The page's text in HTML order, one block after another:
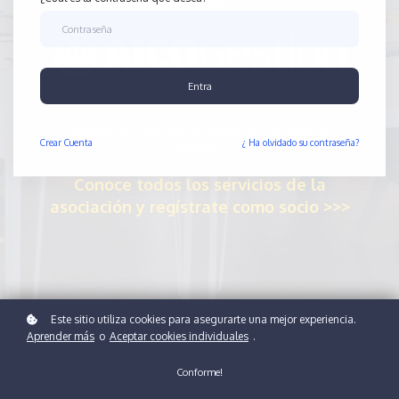
Conoce todos los servicios de la
asociación y regístrate como socio >>>
Este sitio utiliza cookies para asegurarte una mejor experiencia.
Aprender más o Aceptar cookies individuales .
Conforme!
Entra
Crear Cuenta ¿ Ha olvidado su contraseña?